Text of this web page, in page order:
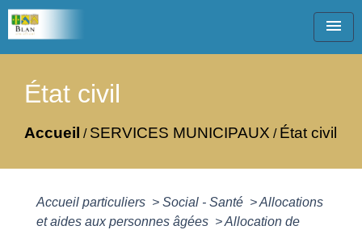
menu
État civil
Accueil / SERVICES MUNICIPAUX / État civil
Accueil particuliers > Social - Santé >Allocations
et aides aux personnes âgées >Allocation de